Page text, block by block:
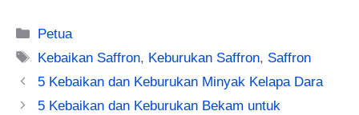
Categories
Petua
Tags
Kebaikan Saffron, Keburukan Saffron, Saffron
5 Kebaikan dan Keburukan Minyak Kelapa Dara
5 Kebaikan dan Keburukan Bekam untuk